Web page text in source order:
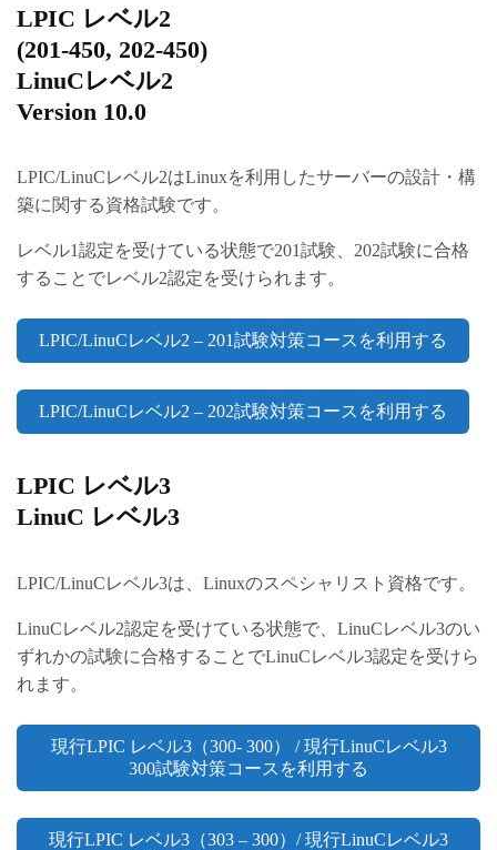
LPIC レベル2
(201-450, 202-450)
LinuCレベル2
Version 10.0
LPIC/LinuCレベル2はLinuxを利用したサーバーの設計・構
築に関する資格試験です。
レベル1認定を受けている状態で201試験、202試験に合格
することでレベル2認定を受けられます。
LPIC/LinuCレベル2 – 201試験対策コースを利用する
LPIC/LinuCレベル2 – 202試験対策コースを利用する
LPIC レベル3
LinuC レベル3
LPIC/LinuCレベル3は、Linuxのスペシャリスト資格です。
LinuCレベル2認定を受けている状態で、LinuCレベル3のい
ずれかの試験に合格することでLinuCレベル3認定を受けら
れます。
現行LPIC レベル3（300- 300） / 現行LinuCレベル3
300試験対策コースを利用する
現行LPIC レベル3（303 – 300）/ 現行LinuCレベル3